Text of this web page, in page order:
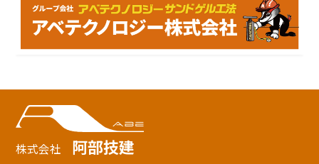
株式会社 阿部技建